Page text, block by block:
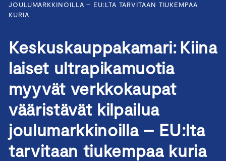
JOULUMARKKINOILLA – EU:LTA TARVITAAN TIUKEMPAA
KURIA
Keskuskauppakamari: Kiina
laiset ultrapikamuotia
myyvät verkkokaupat
vääristävät kilpailua
joulumarkkinoilla – EU:lta
tarvitaan tiukempaa kuria